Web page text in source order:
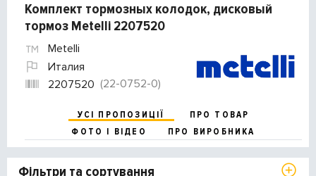
Комплект тормозных колодок, дисковый
тормоз Metelli 2207520
Metelli
Италия
2207520 (22-0752-0)
УСІ ПРОПОЗИЦІЇ
ПРО ТОВАР
ФОТО І ВІДЕО
ПРО ВИРОБНИКА
Фільтри та сортування